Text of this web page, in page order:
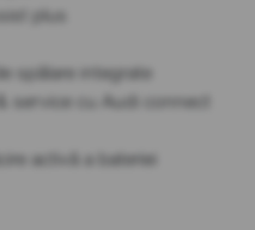
plus
spălare integrate
service cu Audi connect
activă a bateriei